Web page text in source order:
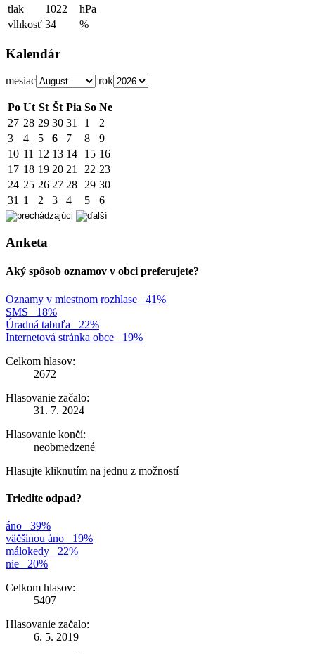
tlak
1022
hPa
vlhkosť 34 %
Kalendár
mesiac rok
Po Ut St Št Pia So Ne
27 28 29 30 31 1
2
3
4 5 6 7 8
9
10 11 12 13 14 15 16
17 18 19 20 21 22 23
24 25 26 27 28 29 30
31 1 2 3 4 5 6
Anketa
Aký spôsob oznamov v obci preferujete?
Oznamy v miestnom rozhlase
41%
SMS
18%
Úradná tabuľa
22%
Internetová stránka obce
19%
Celkom hlasov:
2672
Hlasovanie začalo:
31. 7. 2024
Hlasovanie končí:
neobmedzené
Hlasujte kliknutím na jednu z možností
Triedite odpad?
áno
39%
väčšinou áno
19%
málokedy
22%
nie
20%
Celkom hlasov:
5407
Hlasovanie začalo:
6. 5. 2019